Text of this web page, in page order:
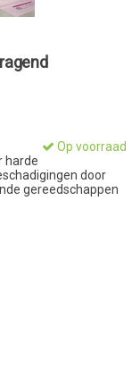
Op voorraad
harde
door
gereedschappen